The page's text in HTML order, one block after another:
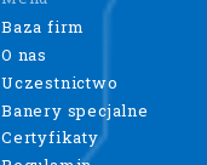
Baza firm
O nas
Uczestnictwo
Banery specjalne
Certyfikaty